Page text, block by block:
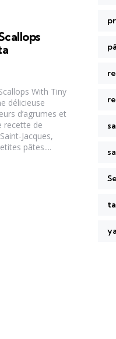
With Tiny
délicieuse
d’agrumes et
recette de
Jacques,
pâtes....